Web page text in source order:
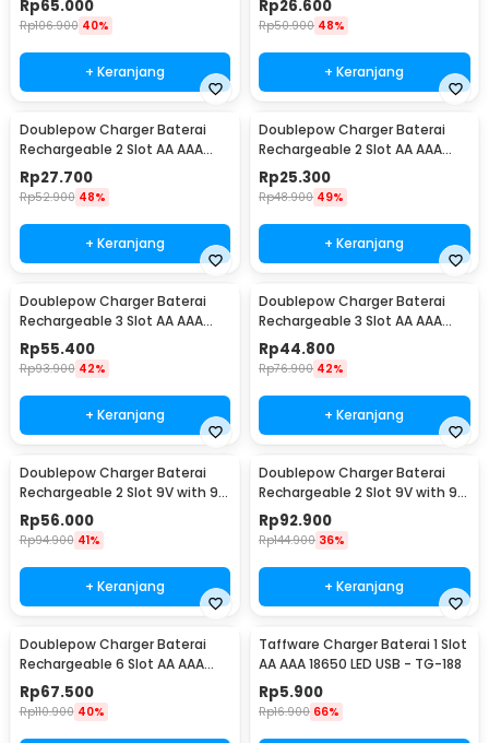
Rp65.000
Rp106.900 40%
+ Keranjang
Rp26.600
Rp50.900 48%
+ Keranjang
Doublepow Charger Baterai
Rechargeable 2 Slot AA AAA
with AA 2 PCS - DP-B01 1200
Rp27.700
Rp52.900 48%
+ Keranjang
Doublepow Charger Baterai
Rechargeable 2 Slot AA AAA
with AA 2 PCS - DP-B01 800
Rp25.300
Rp48.900 49%
+ Keranjang
Doublepow Charger Baterai
Rechargeable 3 Slot AA AAA
with AAA 3 PCS - DP-B33
Rp55.400
Rp93.900 42%
+ Keranjang
Doublepow Charger Baterai
Rechargeable 3 Slot AA AAA
with AA 3 PCS - DP-B33
Rp44.800
Rp76.900 42%
+ Keranjang
Doublepow Charger Baterai
Rechargeable 2 Slot 9V with 9V
1 PCS - DP-B09
Rp56.000
Rp94.900 41%
+ Keranjang
Doublepow Charger Baterai
Rechargeable 2 Slot 9V with 9V
2 PCS - DP-B09
Rp92.900
Rp144.900 36%
+ Keranjang
Doublepow Charger Baterai
Rechargeable 6 Slot AA AAA
with AA 6 PCS - DP-B06
Rp67.500
Rp110.900 40%
Taffware Charger Baterai 1 Slot
AA AAA 18650 LED USB - TG-188
Rp5.900
Rp16.900 66%